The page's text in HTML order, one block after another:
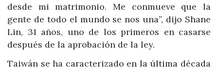
desde mi matrimonio. Me conmueve que la
gente de todo el mundo se nos una”, dijo Shane
Lin, 31 años, uno de los primeros en casarse
después de la aprobación de la ley.
Taiwán se ha caracterizado en la última década